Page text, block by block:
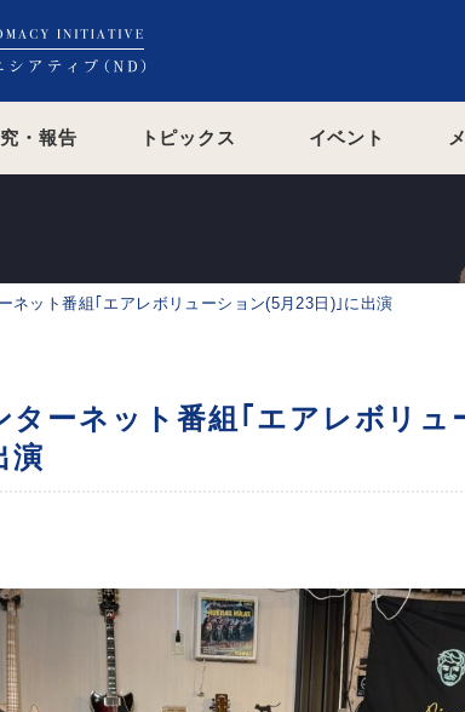
・報告 トピックス イベント
ネット番組｢エアレボリューション(5月23日)｣に出演
ターネット番組｢エアレボリュ
演